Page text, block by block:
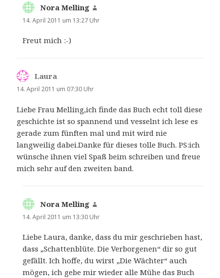
Nora Melling
14. April 2011 um 13:27 Uhr
Freut mich :-)
Laura
14. April 2011 um 07:30 Uhr
Liebe Frau Melling,ich finde das Buch echt toll diese
geschichte ist so spannend und vesselnt ich lese es
gerade zum fünften mal und mit wird nie
langweilig dabei.Danke für dieses tolle Buch. PS:ich
wünsche ihnen viel Spaß beim schreiben und freue
mich sehr auf den zweiten band.
Nora Melling
14. April 2011 um 13:30 Uhr
Liebe Laura, danke, dass du mir geschrieben hast,
dass „Schattenblüte. Die Verborgenen“ dir so gut
gefällt. Ich hoffe, du wirst „Die Wächter“ auch
mögen, ich gebe mir wieder alle Mühe das Buch